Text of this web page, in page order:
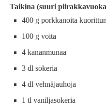
Taikina (suuri
400 g porkkanoita
100 g voita
4 kananmunaa
3 dl sokeria
4 dl vehnäjauhoja
1 tl vaniljasokeria